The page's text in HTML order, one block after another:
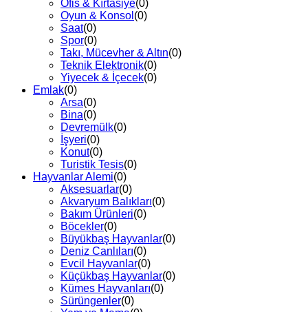
Ofis & Kırtasiye(0)
Oyun & Konsol (0)
Saat(0)
Spor(0)
Takı, Mücevher & Altın(0)
Teknik Elektronik(0)
Yiyecek & İçecek(0)
Emlak(0)
Arsa(0)
Bina(0)
Devremülk(0)
İşyeri(0)
Konut(0)
Turistik Tesis(0)
Hayvanlar Alemi(0)
Aksesuarlar(0)
Akvaryum Balıkları(0)
Bakım Ürünleri(0)
Böcekler(0)
Büyükbaş Hayvanlar(0)
Deniz Canlıları(0)
Evcil Hayvanlar(0)
Küçükbaş Hayvanlar(0)
Kümes Hayvanları(0)
Sürüngenler(0)